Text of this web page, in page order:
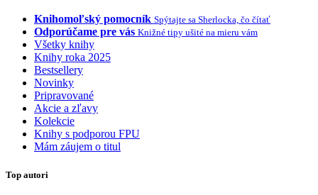
Knihomoľský pomocník Spýtajte sa Sherlocka, čo čítať
Odporúčame pre vás Knižné tipy ušité na mieru vám
Všetky knihy
Knihy roka 2025
Bestsellery
Novinky
Pripravované
Akcie a zľavy
Kolekcie
Knihy s podporou FPU
Mám záujem o titul
Top autori